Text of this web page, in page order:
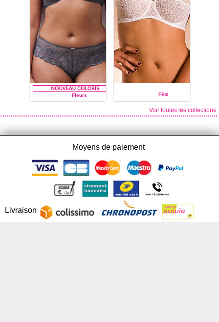
Fleurs Fête
CHANTELLE
Voir toutes les collections
Moyens de paiement
Livraison